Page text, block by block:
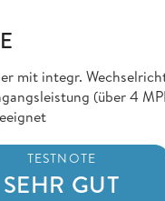
mit integr.
(über 4
TESTNOTE
SEHR GUT